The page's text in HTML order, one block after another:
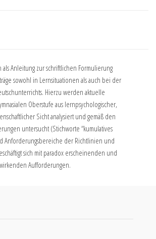
als Anleitung zur schriftlichen Formulierung
sowohl in Lernsituationen als auch bei der
Hierzu werden aktuelle
Oberstufe aus lernpsychologischer,
Sicht analysiert und gemäß den
untersucht (Stichworte “kumulatives
Anforderungsbereiche der Richtlinien und
sich mit paradox erscheinenden und
Aufforderungen.